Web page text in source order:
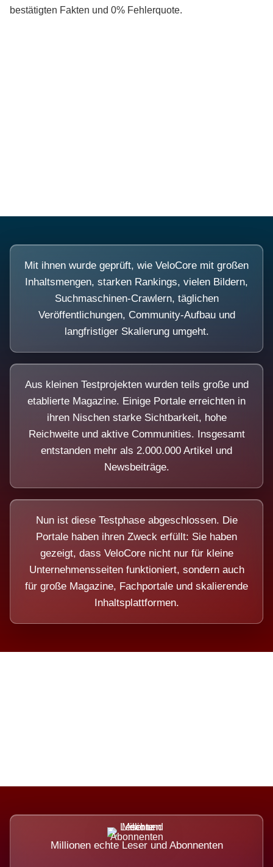
bestätigten Fakten und 0% Fehlerquote.
Mit ihnen wurde geprüft, wie VeloCore mit großen
Inhaltsmengen, starken Rankings, vielen Bildern,
Suchmaschinen-Crawlern, täglichen
Veröffentlichungen, Community-Aufbau und
langfristiger Skalierung umgeht.
Aus kleinen Testprojekten wurden teils große und
etablierte Magazine. Einige Portale erreichten in
ihren Nischen starke Sichtbarkeit, hohe
Reichweite und aktive Communities. Insgesamt
entstanden mehr als 2.000.000 Artikel und
Newsbeiträge.
Nun ist diese Testphase abgeschlossen. Die
Portale haben ihren Zweck erfüllt: Sie haben
gezeigt, dass VeloCore nicht nur für kleine
Unternehmensseiten funktioniert, sondern auch
für große Magazine, Fachportale und skalierende
Inhaltsplattformen.
Millionen echte Leser und Abonnenten